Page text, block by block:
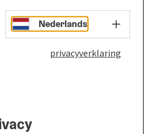
Nederlands
privacyverklaring